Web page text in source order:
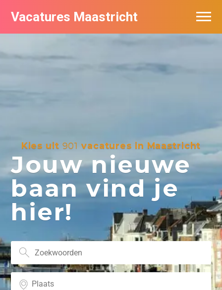
Vacatures Maastricht
Kies uit 901 vacatures in Maastricht
Jouw nieuwe
baan vind je
hier!
Vacatures per bedrijf in Maastricht
De populairste vacatures in Maastricht